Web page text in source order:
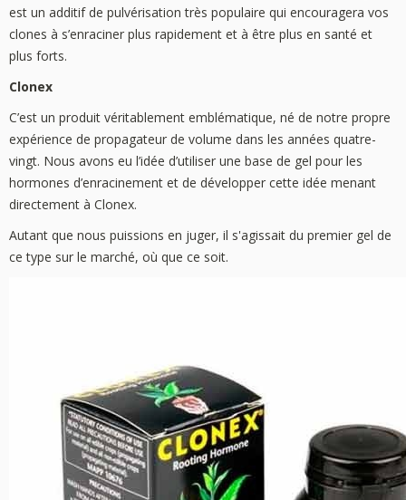
est un additif de pulvérisation très populaire qui encouragera vos
clones à s’enraciner plus rapidement et à être plus en santé et
plus forts.
Clonex
C’est un produit véritablement emblématique, né de notre propre
expérience de propagateur de volume dans les années quatre-
vingt. Nous avons eu l’idée d’utiliser une base de gel pour les
hormones d’enracinement et de développer cette idée menant
directement à Clonex.
Autant que nous puissions en juger, il s'agissait du premier gel de
ce type sur le marché, où que ce soit.